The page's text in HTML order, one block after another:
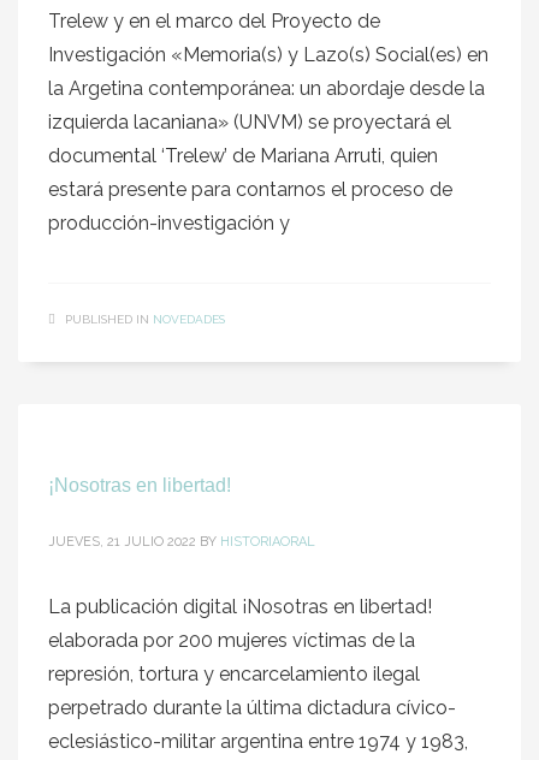
Trelew y en el marco del Proyecto de
Investigación «Memoria(s) y Lazo(s) Social(es) en
la Argetina contemporánea: un abordaje desde la
izquierda lacaniana» (UNVM) se proyectará el
documental ‘Trelew’ de Mariana Arruti, quien
estará presente para contarnos el proceso de
producción-investigación y
PUBLISHED IN NOVEDADES
¡Nosotras en libertad!
JUEVES, 21 JULIO 2022 BY HISTORIAORAL
La publicación digital ¡Nosotras en libertad!
elaborada por 200 mujeres víctimas de la
represión, tortura y encarcelamiento ilegal
perpetrado durante la última dictadura cívico-
eclesiástico-militar argentina entre 1974 y 1983,